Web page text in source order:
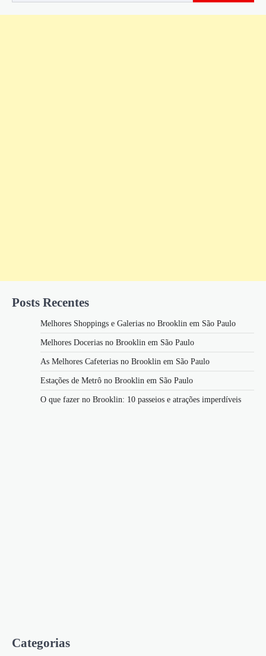
Posts Recentes
Melhores Shoppings e Galerias no Brooklin em São Paulo
Melhores Docerias no Brooklin em São Paulo
As Melhores Cafeterias no Brooklin em São Paulo
Estações de Metrô no Brooklin em São Paulo
O que fazer no Brooklin: 10 passeios e atrações imperdíveis
Categorias